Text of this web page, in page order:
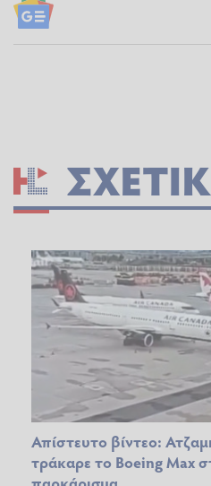
Απίστευτο βίντεο:
τράκαρε το Boeing Max